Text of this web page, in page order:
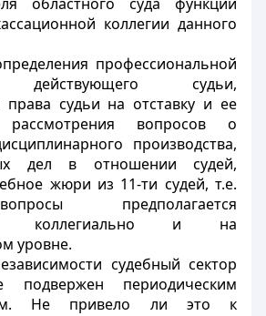
коллегии данного
профессиональной
действующего судьи,
права судьи на отставку и ее
рассмотрения вопросов о
производства,
дел в отношении судей,
жюри из 11-ти судей, т.е.
предполагается
коллегиально и на
уровне.
судебный сектор
подвержен периодическим
Не привело ли это к